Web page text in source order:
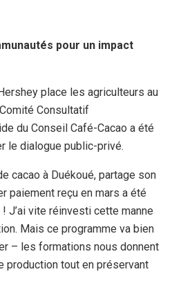
pour un impact
place les agriculteurs au
Consultatif
du Conseil Café-Cacao a été
le dialogue public-privé.
cacao à Duékoué, partage son
paiement reçu en mars a été
J’ai vite réinvesti cette manne
Mais ce programme va bien
– les formations nous donnent
production tout en préservant